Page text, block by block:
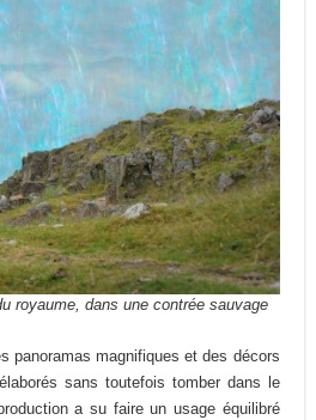
royaume, dans une contrée sauvage
panoramas magnifiques et des décors
sans toutefois tomber dans le
a su faire un usage équilibré